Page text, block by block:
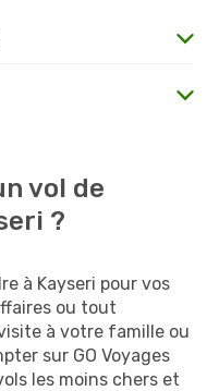
vol de
?
à Kayseri pour vos
ou tout
à votre famille ou
sur GO Voyages
les moins chers et